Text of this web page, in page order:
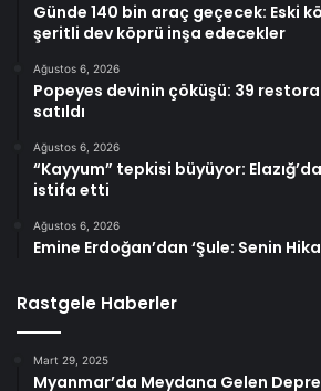
Günde 140 bin araç geçecek: Eski
şeritli dev köprü inşa edecekler
Ağustos 6, 2026
Popeyes devinin çöküşü: 39
satıldı
Ağustos 6, 2026
“Kayyum” tepkisi büyüyor:
istifa etti
Ağustos 6, 2026
Emine Erdoğan’dan ‘Şule: Senin
Rastgele Haberler
Mart 29, 2025
Myanmar’da Meydana Gelen